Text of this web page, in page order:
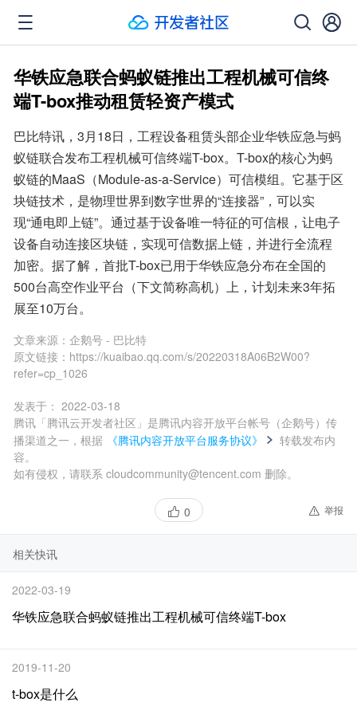
华铁应急联合蚂蚁链推出工程机械可信终
端T-box推动租赁轻资产模式
巴比特讯，3月18日，工程设备租赁头部企业华铁应急与蚂
蚁链联合发布工程机械可信终端T-box。T-box的核心为蚂
蚁链的MaaS（Module-as-a-Service）可信模组。它基于区
块链技术，是物理世界到数字世界的“连接器”，可以实
现“通电即上链”。通过基于设备唯一特征的可信根，让电子
设备自动连接区块链，实现可信数据上链，并进行全流程
加密。据了解，首批T-box已用于华铁应急分布在全国的
500台高空作业平台（下文简称高机）上，计划未来3年拓
展至10万台。
文章来源： 企鹅号 - 巴比特
原文链接： https://kuaibao.qq.com/s/20220318A06B2W00?
refer=cp_1026
发表于： 2022-03-18
腾讯「腾讯云开发者社区」是腾讯内容开放平台帐号（企鹅号）传
播渠道之一，根据
《腾讯内容开放平台服务协议》
转载发布内
容。
如有侵权，请联系 cloudcommunity@tencent.com 删除。
0 举报
相关快讯
2022-03-19
华铁应急联合蚂蚁链推出工程机械可信终端T-box
2019-11-20
t-box是什么